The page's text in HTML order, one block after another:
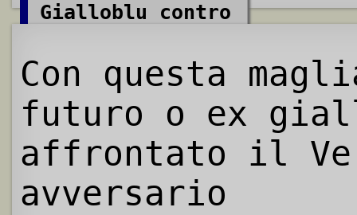
Gialloblu contro
Con questa
futuro o ex
affrontato il
avversario